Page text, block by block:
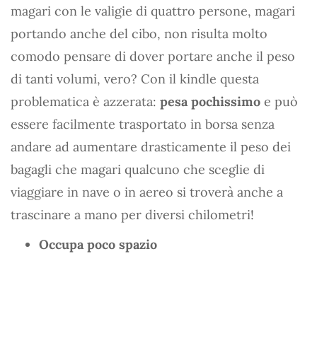
magari con le valigie di quattro persone, magari
portando anche del cibo, non risulta molto
comodo pensare di dover portare anche il peso
di tanti volumi, vero? Con il kindle questa
problematica è azzerata: pesa pochissimo e può
essere facilmente trasportato in borsa senza
andare ad aumentare drasticamente il peso dei
bagagli che magari qualcuno che sceglie di
viaggiare in nave o in aereo si troverà anche a
trascinare a mano per diversi chilometri!
Occupa poco spazio